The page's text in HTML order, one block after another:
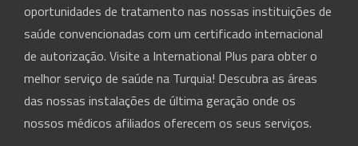
oportunidades de tratamento nas nossas instituições de
saúde convencionadas com um certificado internacional
de autorização. Visite a International Plus para obter o
melhor serviço de saúde na Turquia! Descubra as áreas
das nossas instalações de última geração onde os
nossos médicos afiliados oferecem os seus serviços.